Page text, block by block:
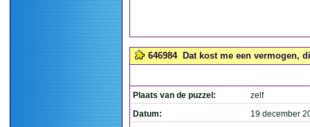
646984 Dat kost me een vermogen,
Plaats van de puzzel:
zelf
Datum:
19 december